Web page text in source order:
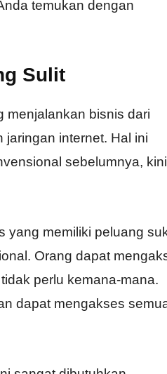
temukan dengan
Sulit
menjalankan bisnis dari
internet. Hal ini
sebelumnya, kini
yang memiliki peluang
Orang dapat
perlu kemana-mana.
dapat mengakses